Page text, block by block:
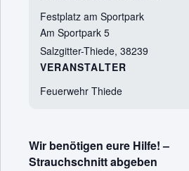
Wir benötigen eure Hilfe! –
Strauchschnitt abgeben
Festplatz am Sportpark
Am Sportpark 5
Salzgitter-Thiede, 38239
VERANSTALTER
Feuerwehr Thiede